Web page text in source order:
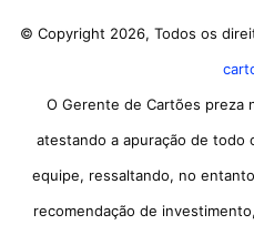
© Copyright 2026, Todos os
O Gerente de Cartões preza
atestando a apuração de
equipe, ressaltando, no
recomendação de